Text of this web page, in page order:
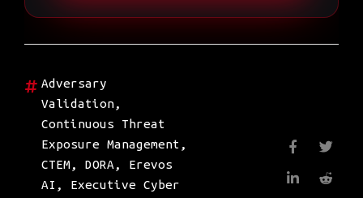
Adversary
Validation,
Continuous Threat
Exposure Management ,
CTEM, DORA , Erevos
AI , Executive Cyber